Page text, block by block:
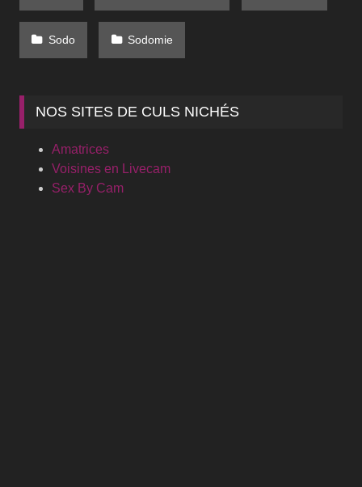
Sodo Sodomie
NOS SITES DE CULS NICHÉS
Amatrices
Voisines en Livecam
Sex By Cam